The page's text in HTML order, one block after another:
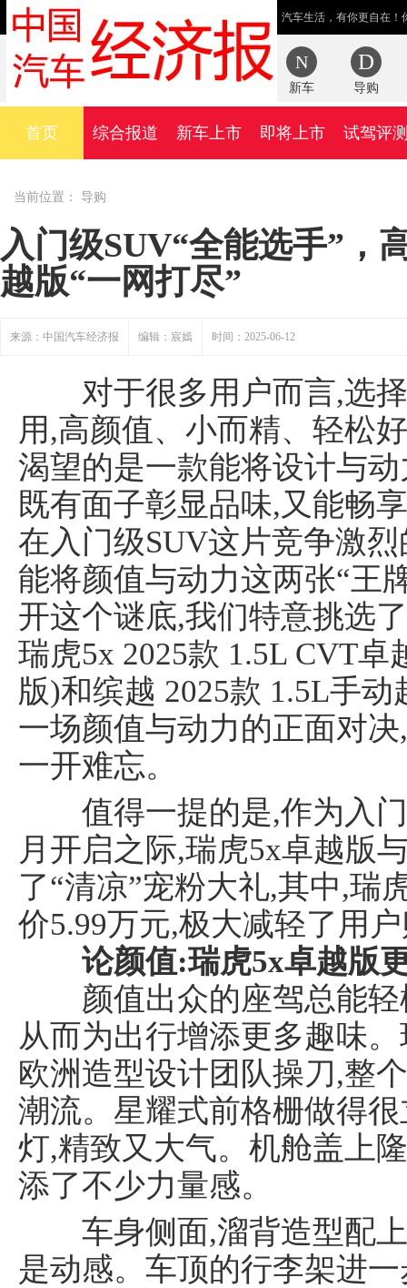
汽车生活，有你更自在！
新车 导购
首页 综合报道 新车上市 即将上市 试驾评
当前位置： 导购
入门级SUV“全能选手”，
越版“一网打尽”
来源：中国汽车经济报 编辑：宸嫣 时间：2025-06-12
对于很多用户而言,选择
用,高颜值、小而精、轻松
渴望的是一款能将设计与
既有面子彰显品味,又能畅
在入门级SUV这片竞争激
能将颜值与动力这两张“王
开这个谜底,我们特意挑选
瑞虎5x 2025款 1.5L CVT
版)和缤越 2025款 1.5L手
一场颜值与动力的正面对
一开难忘。
值得一提的是,作为入门
月开启之际,瑞虎5x卓越版
了“清凉”宠粉大礼,其中,瑞
价5.99万元,极大减轻了用
论颜值:瑞虎5x卓越版
颜值出众的座驾总能轻
从而为出行增添更多趣味
欧洲造型设计团队操刀,整
潮流。星耀式前格栅做得
灯,精致又大气。机舱盖上
添了不少力量感。
车身侧面,溜背造型配上
是动感。车顶的行李架进